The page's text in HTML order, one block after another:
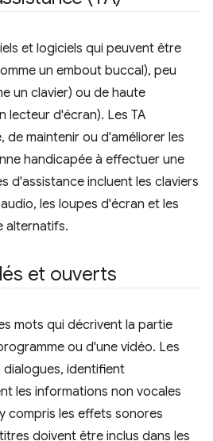
et logiciels qui peuvent être
un embout buccal), peu
un clavier) ou de haute
lecteur d'écran). Les TA
maintenir ou d'améliorer les
handicapée à effectuer une
d'assistance incluent les claviers
les loupes d'écran et les
alternatifs.
et ouverts
mots qui décrivent la partie
ou d'une vidéo. Les
identifient
les informations non vocales
compris les effets sonores
doivent être inclus dans les